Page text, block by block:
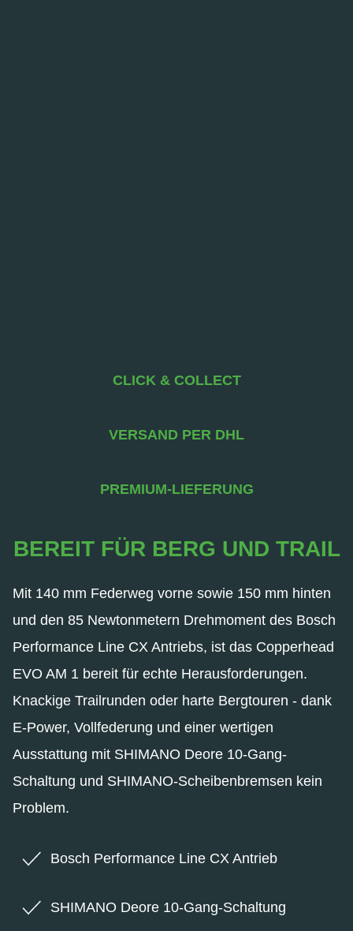
CLICK & COLLECT
VERSAND PER DHL
PREMIUM-LIEFERUNG
BEREIT FÜR BERG UND TRAIL
Mit 140 mm Federweg vorne sowie 150 mm hinten
und den 85 Newtonmetern Drehmoment des Bosch
Performance Line CX Antriebs, ist das Copperhead
EVO AM 1 bereit für echte Herausforderungen.
Knackige Trailrunden oder harte Bergtouren - dank
E-Power, Vollfederung und einer wertigen
Ausstattung mit SHIMANO Deore 10-Gang-
Schaltung und SHIMANO-Scheibenbremsen kein
Problem.
Bosch Performance Line CX Antrieb
SHIMANO Deore 10-Gang-Schaltung